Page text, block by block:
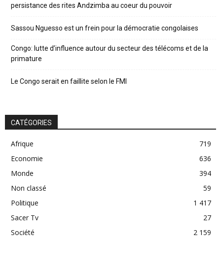
persistance des rites Andzimba au coeur du pouvoir
Sassou Nguesso est un frein pour la démocratie congolaises
Congo: lutte d’influence autour du secteur des télécoms et de la
primature
Le Congo serait en faillite selon le FMI
CATÉGORIES
Afrique
719
Economie
636
Monde
394
Non classé
59
Politique
1 417
Sacer Tv
27
Société
2 159